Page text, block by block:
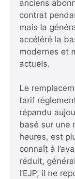
anciens
contrat
mais la
accéléré la
modernes et
actuels.
Le
tarif
répandu
basé sur une
heures, est
connaît à
réduit,
l’EJP, il ne